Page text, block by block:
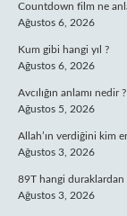
Countdown film ne
Ağustos 6, 2026
Kum gibi hangi yıl ?
Ağustos 6, 2026
Avcılığın anlamı nedir ?
Ağustos 5, 2026
Allah’ın verdiğini kim
Ağustos 3, 2026
89T hangi duraklardan
Ağustos 3, 2026